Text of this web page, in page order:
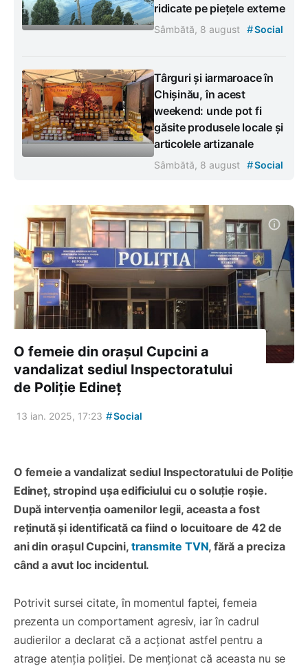
ridicate pe piețele externe
Sâmbătă, 8 august #Social
Târguri și iarmaroace în
Chișinău, în acest
weekend: unde pot fi
găsite produsele locale și
articolele artizanale
Sâmbătă, 8 august #Social
O femeie din orașul Cupcini a
vandalizat sediul Inspectoratului
de Poliție Edineț
13 ian. 2025, 17:23 #Social
O femeie a vandalizat sediul Inspectoratului de Poliție
Edineț, stropind ușa edificiului cu o soluție roșie.
După intervenția oamenilor legii, aceasta a fost
reținută și identificată ca fiind o locuitoare de 42 de
ani din orașul Cupcini, transmite TVN, fără a preciza
când a avut loc incidentul.
Potrivit sursei citate, în momentul faptei, femeia
prezenta un comportament agresiv, iar în cadrul
audierilor a declarat că a acționat astfel pentru a
atrage atenția poliției. De menționat că aceasta nu se